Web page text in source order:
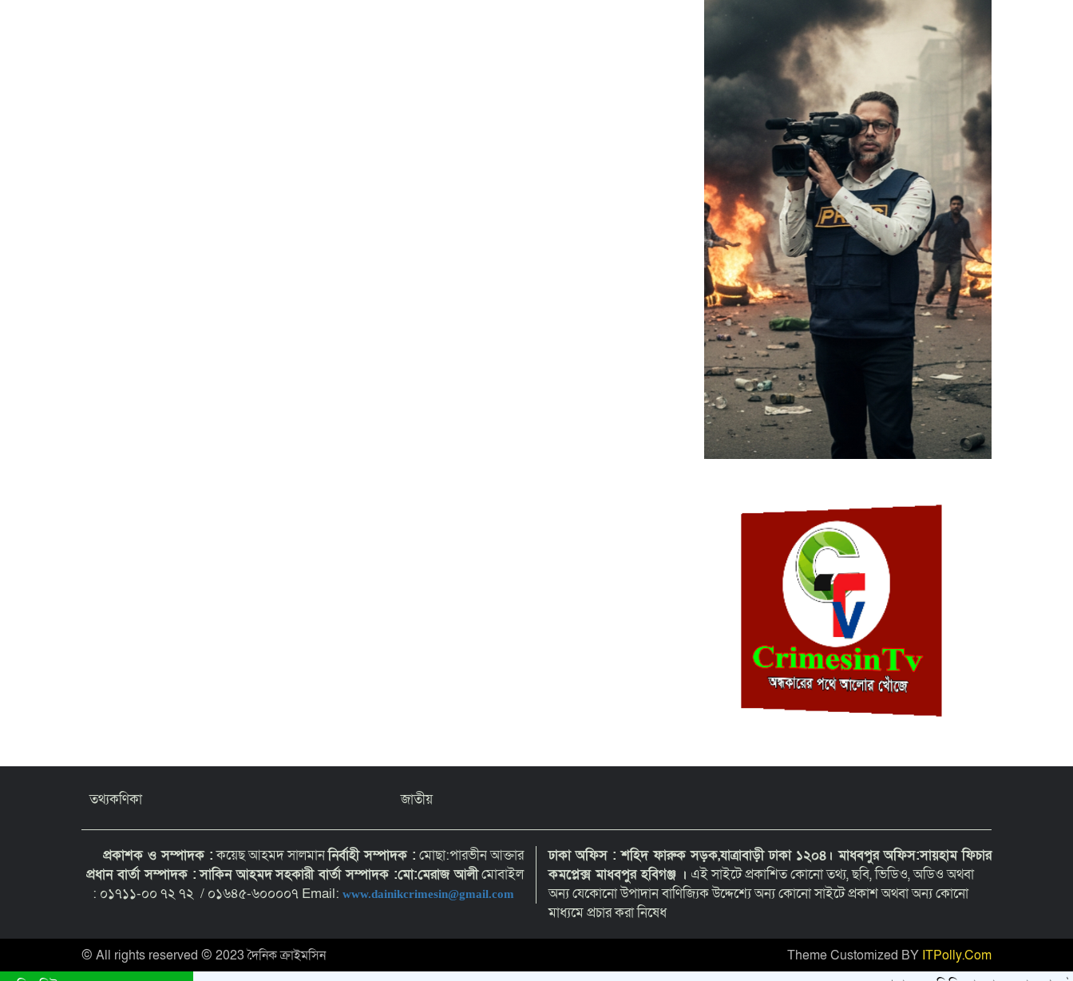
তথ্যকণিকা জাতীয়
প্রকাশক ও সম্পাদক :কয়েছ আহমদ সালমাননির্বাহী সম্পাদক : মোছা:পারভীন আক্তার
প্রধান বার্তা সম্পাদক : সাকিন আহমদসহকারী বার্তা সম্পাদক :মো:মেরাজ আলীমোবাইল
: ০১৭১১-০০ ৭২ ৭২ / ০১৬৪৫-৬০০০০৭ Email: www.dainikcrimesin@gmail.com
ঢাকা অফিস : শহিদ ফারুক সড়ক,যাত্রাবাড়ী ঢাকা ১২০৪।মাধবপুর অফিস:সায়হাম ফিচার
কমপ্লেক্স মাধবপুর হবিগঞ্জ । এই সাইটে প্রকাশিত কোনো তথ্য, ছবি, ভিডিও, অডিও অথবা
অন্য যেকোনো উপাদান বাণিজ্যিক উদ্দেশ্যে অন্য কোনো সাইটে প্রকাশ অথবা অন্য কোনো
মাধ্যমে প্রচার করা নিষেধ
© All rights reserved © 2023 দৈনিক ক্রাইমসিন Theme Customized BY ITPolly.Com